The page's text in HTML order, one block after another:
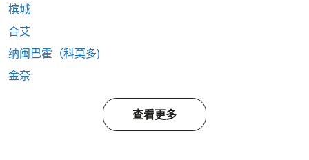
槟城
合艾
纳闽巴霍（科莫多)
金奈
查看更多